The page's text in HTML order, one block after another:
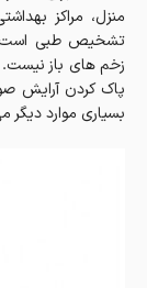
منزل، مراکز
تشخیص طبی است.
زخم های باز نیست.
پاک کردن آرایش
بسیاری موارد دیگر